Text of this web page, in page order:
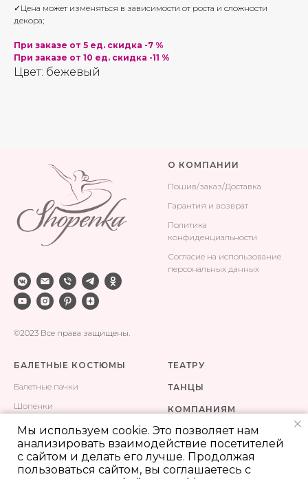
✓Цена может изменяться в зависимости от роста и сложности
декора;
При заказе от 5 ед. скидка -7 %
При заказе от 10 ед. скидка -11 %
Цвет: бежевый
Мы используем cookie. Это позволяет нам
анализировать взаимодействие посетителей
с сайтом и делать его лучше. Продолжая
пользоваться сайтом, вы соглашаетесь с
©2023 Все права защищены.
О КОМПАНИИ
Пошив/заказ/Доставка
Гарантия и возврат
Политика
конфиденциальности
Согласие на использование
персональных данных
БАЛЕТНЫЕ КОСТЮМЫ
Балетные пачки
Шопенки
Одежда для тренировок
Сценические костюмы
ТЕАТРУ
ТАНЦЫ
КОМПАНИЯМ
КОНТАКТЫ
ПОШИВ